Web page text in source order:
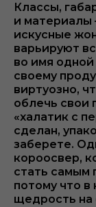
Классы,
и материалы
искусные
варьируют
во имя
своему
виртуозно,
облечь свои
«халатик с
сделан,
заберете.
короосвер,
стать самым
потому что в
щедрость на